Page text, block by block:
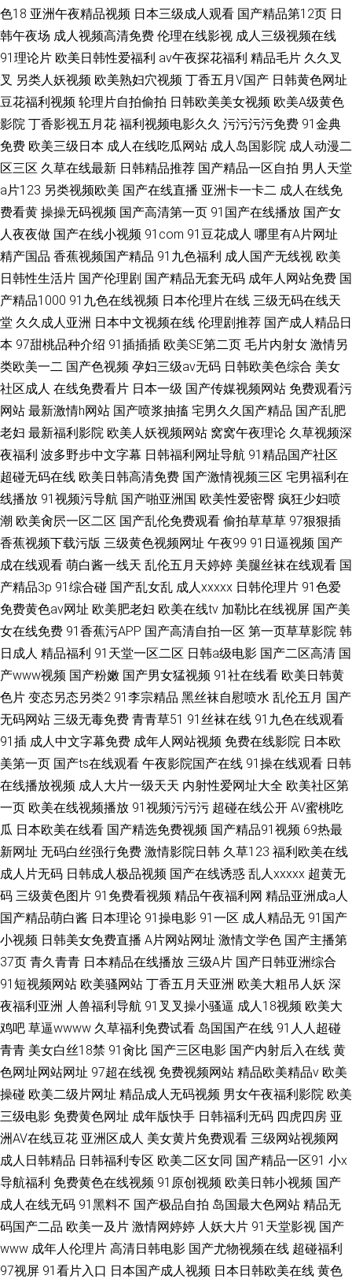
色18 亚洲午夜精品视频 日本三级成人观看 国产精品第12页 日
韩午夜场 成人视频高清免费 伦理在线影视 成人三级视频在线
91理论片 欧美日韩性爱福利 av午夜探花福利 精品毛片 久久叉
叉 另类人妖视频 欧美熟妇穴视频 丁香五月V国产 日韩黄色网址
豆花福利视频 轮理片自拍偷拍 日韩欧美美女视频 欧美A级黄色
影院 丁香影视五月花 福利视频电影久久 污污污污免费 91金典
免费 欧美三级日本 成人在线吃瓜网站 成人岛国影院 成人动漫二
区三区 久草在线最新 日韩精品推荐 国产精品一区自拍 男人天堂
a片123 另类视频欧美 国产在线直播 亚洲卡一卡二 成人在线免
费看黄 操操无码视频 国产高清第一页 91国产在线播放 国产女
人夜夜做 国产在线小视频 91com 91豆花成人 哪里有A片网址
精产国品 香蕉视频国产精品 91九色福利 成人国产无线视 欧美
日韩性生活片 国产伦理剧 国产精品无套无码 成年人网站免费 国
产精品1000 91九色在线视频 日本伦理片在线 三级无码在线天
堂 久久成人亚洲 日本中文视频在线 伦理剧推荐 国产成人精品日
本 97甜桃品种介绍 91插插插 欧美SE第二页 毛片内射女 激情另
类欧美一二 国产色视频 孕妇三级av无码 日韩欧美色综合 美女
社区成人 在线免费看片 日本一级 国产传媒视频网站 免费观看污
网站 最新激情h网站 国产喷浆抽搐 宅男久久国产精品 国产乱肥
老妇 最新福利影院 欧美人妖视频网站 窝窝午夜理论 久草视频深
夜福利 波多野步中文字幕 日韩福利网址导航 91精品国产社区
超碰无码在线 欧美日韩高清免费 国产激情视频三区 宅男福利在
线播放 91视频污导航 国产啪亚洲国 欧美性爱密臀 疯狂少妇喷
潮 欧美肏屄一区二区 国产乱伦免费观看 偷拍草草草 97狠狠插
香蕉视频下载污版 三级黄色视频网址 午夜99 91日逼视频 国产
成在线观看 萌白酱一线天 乱伦五月天婷婷 美腿丝袜在线观看 国
产精品3p 91综合碰 国产乱女乱 成人xxxxx 日韩伦理片 91色爱
免费黄色av网址 欧美肥老妇 欧美在线tv 加勒比在线视屏 国产美
女在线免费 91香蕉污APP 国产高清自拍一区 第一页草草影院 韩
日成人 精品福利 91天堂一区二区 日韩a级电影 国产二区高清 国
产www视频 国产粉嫩 国产男女猛视频 91社在线看 欧美日韩黄
色片 变态另态另类2 91李宗精品 黑丝袜自慰喷水 乱伦五月 国产
无码网站 三级无毒免费 青青草51 91丝袜在线 91九色在线观看
91插 成人中文字幕免费 成年人网站视频 免费在线影院 日本欧
美第一页 国产ts在线观看 午夜影院国产在线 91操在线观看 日韩
在线播放视频 成人大片一级天天 内射性爱网址大全 欧美社区第
一页 欧美在线视频播放 91视频污污污 超碰在线公开 AV蜜桃吃
瓜 日本欧美在线看 国产精选免费视频 国产精品91视频 69热最
新网址 无码白丝强行免费 激情影院日韩 久草123 福利欧美在线
成人片无码 日韩成人极品视频 国产在线诱惑 乱人xxxxx 超黄无
码 三级黄色图片 91免费看视频 精品午夜福利网 精品亚洲成a人
国产精品萌白酱 日本理论 91操电影 91一区 成人精品无 91国产
小视频 日韩美女免费直播 A片网站网址 激情文学色 国产主播第
37页 青久青青 日本精品在线播放 三级A片 国产日韩亚洲综合
91短视频网站 欧美骚网站 丁香五月天亚洲 欧美大粗吊人妖 深
夜福利亚洲 人兽福利导航 91叉叉操小骚逼 成人18视频 欧美大
鸡吧 草逼wwww 久草福利免费试看 岛国国产在线 91人人超碰
青青 美女白丝18禁 91肏比 国产三区电影 国产内射后入在线 黄
色网址网站网址 97超在线视 免费视频网站 精品欧美精品v 欧美
操碰 欧美二级片网址 精品成人无码视频 男女午夜福利影院 欧美
三级电影 免费黄色网址 成年版快手 日韩福利无码 四虎四房 亚
洲AV在线豆花 亚洲区成人 美女黄片免费观看 三级网站视频网
成人日韩精品 日韩福利专区 欧美二区女同 国产精品一区91 小x
导航福利 免费黄色在线视频 91原创视频 欧美日韩小视频 国产
成人在线无码 91黑料不 国产极品自拍 岛国最大色网站 精品无
码国产二品 欧美一及片 激情网婷婷 人妖大片 91天堂影视 国产
www 成年人伦理片 高清日韩电影 国产尤物视频在线 超碰福利
97视屏 91看片入口 日本国产成人视频 日本日韩欧美在线 黄色